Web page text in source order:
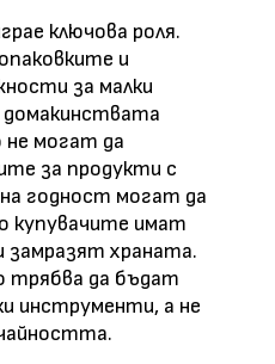
ключова роля.
и
за малки
домакинствата
не могат да
за продукти с
годност могат да
купувачите имат
замразят храната.
трябва да бъдат
инструменти, а не